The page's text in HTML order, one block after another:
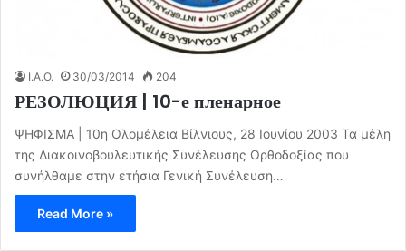
I.A.O. 30/03/2014 204
РЕЗОЛЮЦИЯ | 10-е пленарное
ΨΗΦΙΣΜΑ | 10η Ολομέλεια Βίλνιους, 28 Ιουνίου 2003 Τα μέλη
της Διακοινοβουλευτικής Συνέλευσης Ορθοδοξίας που
συνήλθαμε στην ετήσια Γενική Συνέλευση…
Read More »